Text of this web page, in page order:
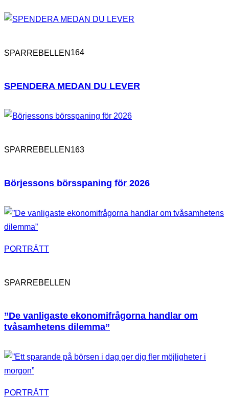
SPARREBELLEN 164
SPENDERA MEDAN DU LEVER
SPARREBELLEN 163
Börjessons börsspaning för 2026
PORTRÄTT
SPARREBELLEN
”De vanligaste ekonomifrågorna handlar om
tvåsamhetens dilemma”
PORTRÄTT